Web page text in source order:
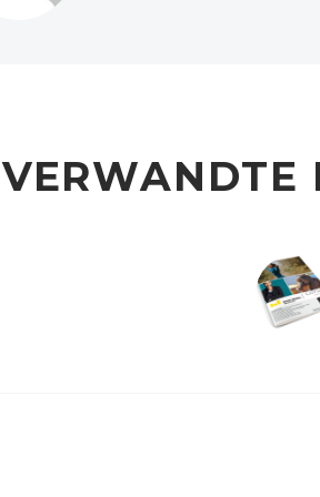
VERWANDTE